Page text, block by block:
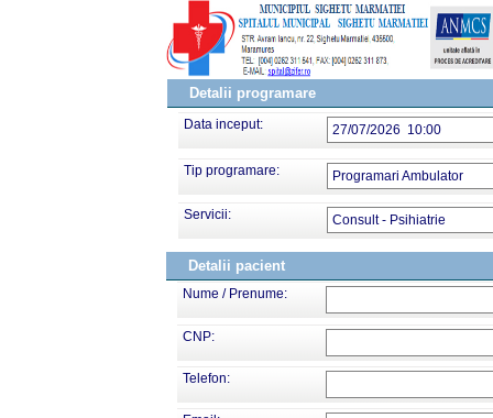
Detalii programare
Data inceput: 27/07/2026 10:00
Tip programare: Programari Ambulator
Servicii: Consult - Psihiatrie
Detalii pacient
Nume / Prenume:
CNP:
Telefon: